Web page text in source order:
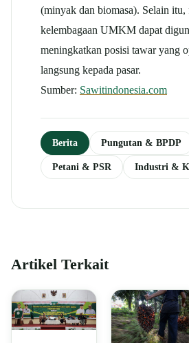
(minyak dan biomasa). Selain itu,
kelembagaan UMKM dapat
meningkatkan posisi tawar yang
langsung kepada pasar.
Sumber: Sawitindonesia.com
Berita Pungutan & BPDP
Petani & PSR Industri &
Artikel Terkait